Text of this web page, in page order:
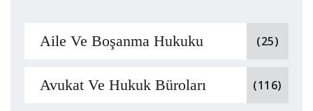
Aile Ve Boşanma Hukuku (25)
Avukat Ve Hukuk Büroları (116)